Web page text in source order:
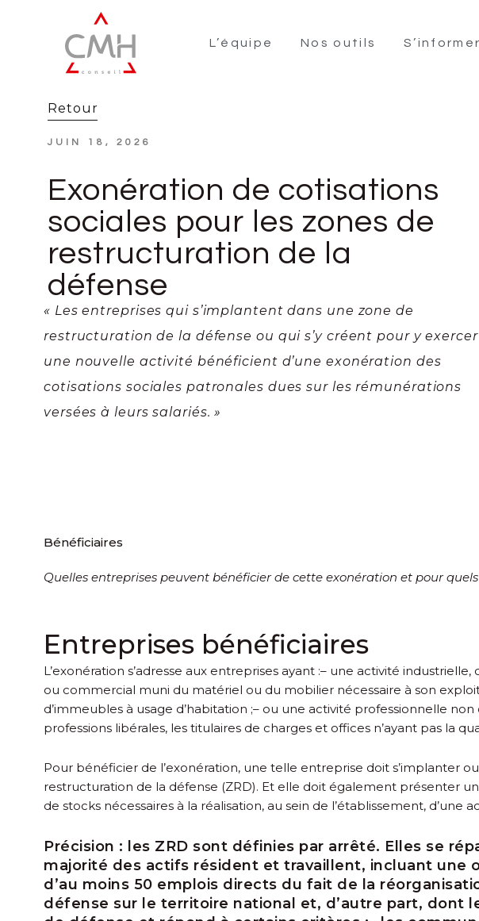
L’équipe Nos outils S’informer
Retour
JUIN 18, 2026
Exonération de cotisations
sociales pour les zones de
restructuration de la
défense
« Les entreprises qui s’implantent dans une zone de
restructuration de la défense ou qui s’y créent pour y exercer
une nouvelle activité bénéficient d’une exonération des
cotisations sociales patronales dues sur les rémunérations
versées à leurs salariés. »
Bénéficiaires
Quelles entreprises peuvent bénéficier de cette exonération et pour
Entreprises bénéficiaires
L’exonération s’adresse aux entreprises ayant :– une activité industrielle,
ou commercial muni du matériel ou du mobilier nécessaire à son
d’immeubles à usage d’habitation ;– ou une activité professionnelle non
professions libérales, les titulaires de charges et offices n’ayant pas la
Pour bénéficier de l’exonération, une telle entreprise doit s’implanter
restructuration de la défense (ZRD). Et elle doit également présenter
de stocks nécessaires à la réalisation, au sein de l’établissement, d’une
Précision : les ZRD sont définies par arrêté. Elles se
majorité des actifs résident et travaillent, incluant une
d’au moins 50 emplois directs du fait de la
défense sur le territoire national et, d’autre part, dont